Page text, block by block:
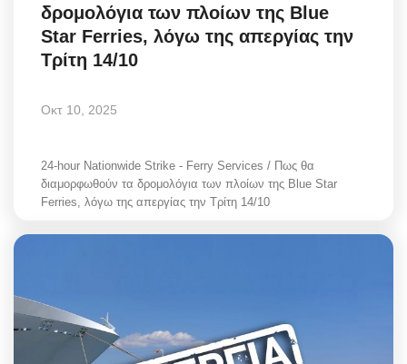
δρομολόγια των πλοίων της Blue
Star Ferries, λόγω της απεργίας την
Τρίτη 14/10
Οκτ 10, 2025
24-hour Nationwide Strike - Ferry Services / Πως θα
διαμορφωθούν τα δρομολόγια των πλοίων της Blue Star
Ferries, λόγω της απεργίας την Τρίτη 14/10